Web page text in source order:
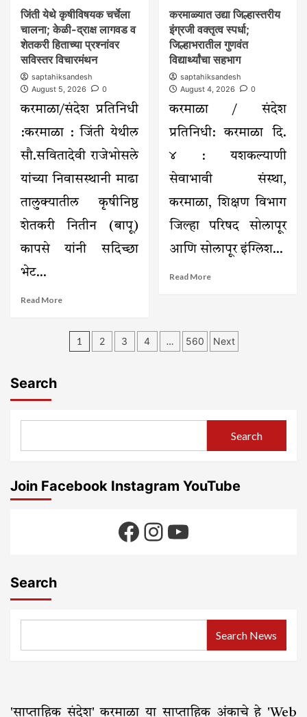
नामदेव
महाराज
व
संत
सावतामाळी
पुण्यतिथीनिमित्त
अखंड
हरिनाम
सप्ताह
केम
मंडळ
अधिकाऱ्यांची
तातडीने
करा
–
तहसीलदारांकडे
जिंती येथे कृषीविषयक चर्चेला
चालना; केळी-द्राक्ष लागवड व
शेतकरी हिताच्या प्रश्नांवर
सविस्तर विचारमंथन
saptahiksandesh
August 5, 2026
0
करमाळा/संदेश प्रतिनिधी
:करमाळा : जिंती येथील
सौ.सवितादेवी राजेभोसले
यांच्या निवासस्थानी माढा
तालुक्यातील कृषीनिष्ठ
शेतकरी नितीन (बापू)
कापसे यांनी सदिच्छा
भेट...
Read MoreRead
येथे
शेतकरी
प्रश्नांवर
सविस्तर
करमाळ्यात उद्या जिल्हास्तरीय
इंग्रजी वक्तृत्व स्पर्धा;
जिल्हाभरातील गुणवंत
विद्यार्थ्यांचा सहभाग
saptahiksandesh
August 4, 2026
0
करमाळा / संदेश
प्रतिनिधी: करमाळा दि.
४ : यशकल्याणी
सेवाभावी संस्था,
करमाळा, शिक्षण विभाग
जिल्हा परिषद सोलापूर
आणि सोलापूर इंग्लिश...
Read MoreRead
जिल्हास्तरीय
इंग्रजी
विद्यार्थ्यांचा
Posts
1 2 3 4 … 560 Next
Search
Search
Join Facebook Instagram YouTube
Facebook
Instagram
YouTube
Search
Search News
'साप्ताहिक संदेश' करमाळा या साप्ताहिक अंकाचे हे 'Web